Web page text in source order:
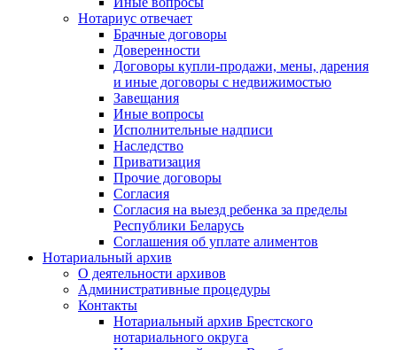
Нотариус отвечает
Брачные договоры
Доверенности
Договоры купли-продажи, мены, дарения
и иные договоры с недвижимостью
Завещания
Иные вопросы
Исполнительные надписи
Наследство
Приватизация
Прочие договоры
Согласия
Согласия на выезд ребенка за пределы
Республики Беларусь
Соглашения об уплате алиментов
Нотариальный архив
О деятельности архивов
Административные процедуры
Контакты
Нотариальный архив Брестского
нотариального округа